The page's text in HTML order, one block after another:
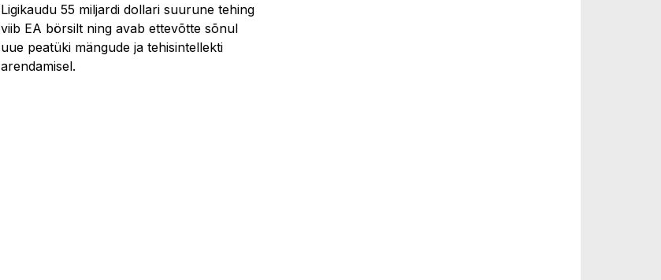
Ligikaudu 55 miljardi dollari suurune tehing
viib EA börsilt ning avab ettevõtte sõnul
uue peatüki mängude ja tehisintellekti
arendamisel.